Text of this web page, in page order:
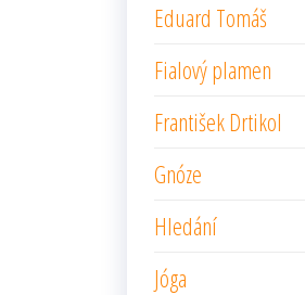
Eduard Tomáš
Fialový plamen
František Drtikol
Gnóze
Hledání
Jóga